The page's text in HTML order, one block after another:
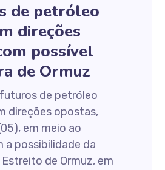
de petróleo
direções
possível
de Ormuz
de petróleo
direções opostas,
em meio ao
a possibilidade da
de Ormuz, em